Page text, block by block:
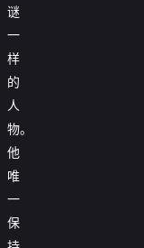
谜
一
样
的
人
物。
他
唯
一
保